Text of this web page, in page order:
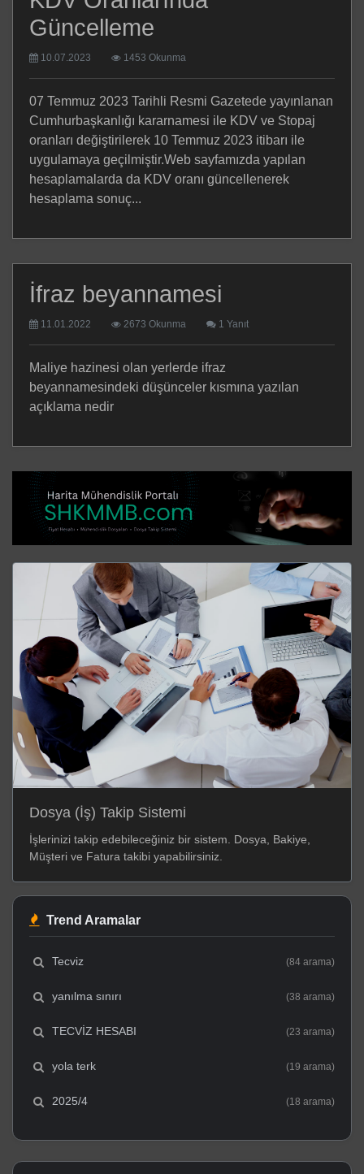
Güncelleme
10.07.2023 1453 Okunma
07 Temmuz 2023 Tarihli Resmi Gazetede yayınlanan
Cumhurbaşkanlığı kararnamesi ile KDV ve Stopaj
oranları değiştirilerek 10 Temmuz 2023 itibarı ile
uygulamaya geçilmiştir.Web sayfamızda yapılan
hesaplamalarda da KDV oranı güncellenerek
hesaplama sonuç...
İfraz beyannamesi
11.01.2022 2673 Okunma 1 Yanıt
Maliye hazinesi olan yerlerde ifraz
beyannamesindeki düşünceler kısmına yazılan
açıklama nedir
Dosya (İş) Takip Sistemi
İşlerinizi takip edebileceğiniz bir sistem. Dosya, Bakiye,
Müşteri ve Fatura takibi yapabilirsiniz.
Trend Aramalar
Tecviz (84 arama)
yanılma sınırı (38 arama)
TECVİZ HESABI (23 arama)
yola terk (19 arama)
2025/4 (18 arama)